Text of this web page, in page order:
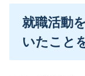
就職活動
いたこと